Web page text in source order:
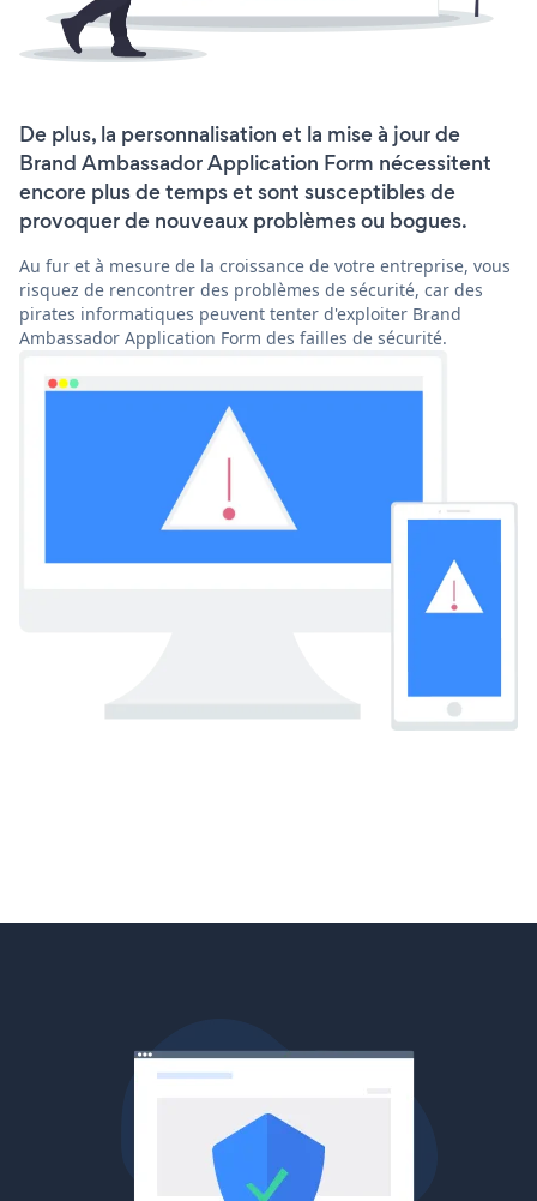
De plus, la personnalisation et la mise à jour de
Brand Ambassador Application Form nécessitent
encore plus de temps et sont susceptibles de
provoquer de nouveaux problèmes ou bogues.
Au fur et à mesure de la croissance de votre entreprise, vous
risquez de rencontrer des problèmes de sécurité, car des
pirates informatiques peuvent tenter d'exploiter Brand
Ambassador Application Form des failles de sécurité.